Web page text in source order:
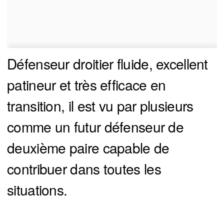
Défenseur droitier fluide, excellent
patineur et très efficace en
transition, il est vu par plusieurs
comme un futur défenseur de
deuxième paire capable de
contribuer dans toutes les
situations.